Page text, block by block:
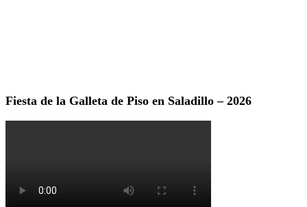
Fiesta de la Galleta de Piso en Saladillo – 2026